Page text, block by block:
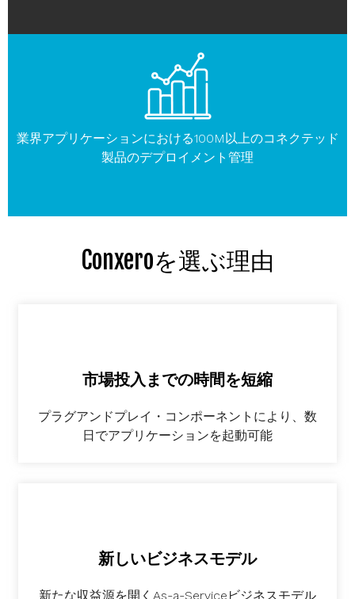
業界アプリケーションにおける100M以上のコネクテッド
製品のデプロイメント管理
Conxeroを選ぶ理由
市場投入までの時間を短縮
プラグアンドプレイ・コンポーネントにより、数
日でアプリケーションを起動可能
新しいビジネスモデル
新たな収益源を開くAs-a-Serviceビジネスモデル